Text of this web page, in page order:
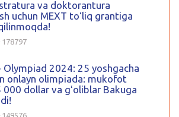
va doktorantura
uchun MEXT toʻliq grantiga
178797
Olympiad 2024: 25 yoshgacha
onlayn olimpiada: mukofot
000 dollar va gʻoliblar Bakuga
149576